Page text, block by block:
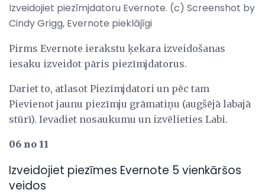
Izveidojiet piezīmjdatoru Evernote. (c) Screenshot by
Cindy Grigg, Evernote pieklājīgi
Pirms Evernote ierakstu ķekara izveidošanas
iesaku izveidot pāris piezīmjdatorus.
Dariet to, atlasot Piezīmjdatori un pēc tam
Pievienot jaunu piezīmju grāmatiņu (augšējā labajā
stūrī). Ievadiet nosaukumu un izvēlieties Labi.
06 no 11
Izveidojiet piezīmes Evernote 5 vienkāršos
veidos